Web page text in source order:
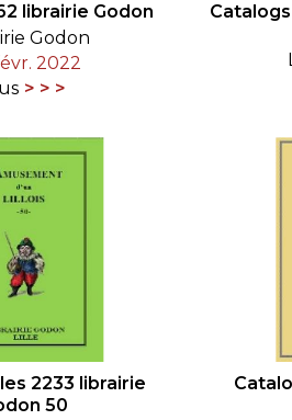
LA LILA
librairie Godon
Godon
2022
2233 librairie
50